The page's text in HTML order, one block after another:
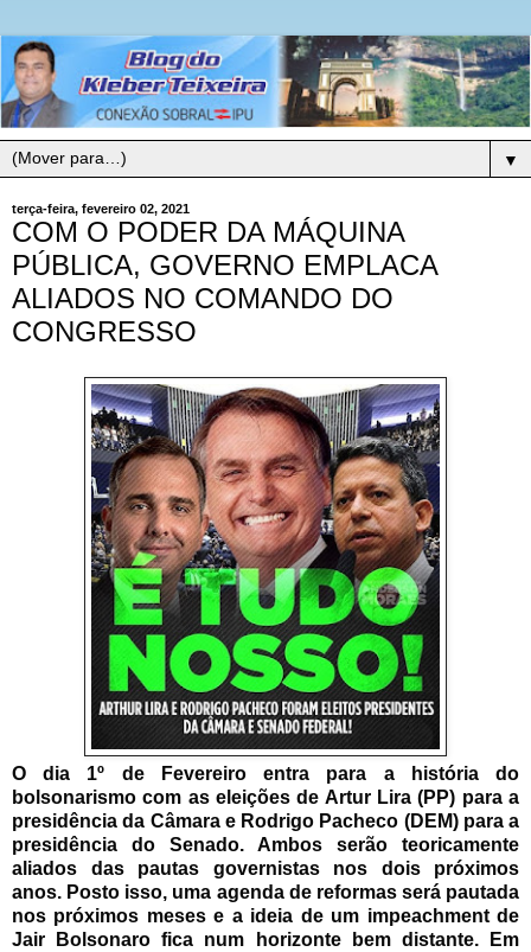
▼
terça-feira, fevereiro 02, 2021
COM O PODER DA MÁQUINA
PÚBLICA, GOVERNO EMPLACA
ALIADOS NO COMANDO DO
CONGRESSO
O dia 1º de Fevereiro entra para a história do
bolsonarismo com as eleições de Artur Lira (PP) para a
presidência da Câmara e Rodrigo Pacheco (DEM) para a
presidência do Senado. Ambos serão teoricamente
aliados das pautas governistas nos dois próximos
anos. Posto isso, uma agenda de reformas será pautada
nos próximos meses e a ideia de um impeachment de
Jair Bolsonaro fica num horizonte bem distante. Em